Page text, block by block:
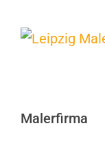
Inhalt
Malerfirma